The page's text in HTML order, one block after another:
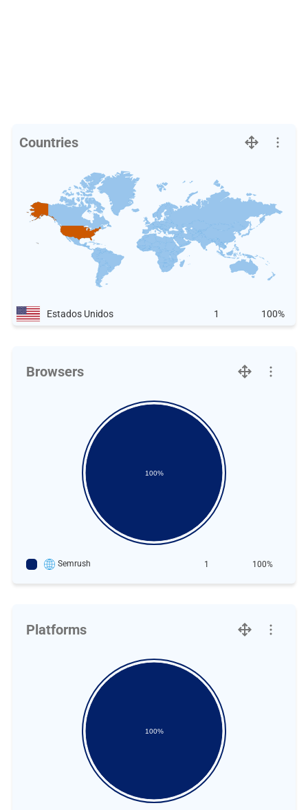
Countries
Estados Unidos 1 100%
Browsers
100%
Semrush 1 100%
Platforms
100%